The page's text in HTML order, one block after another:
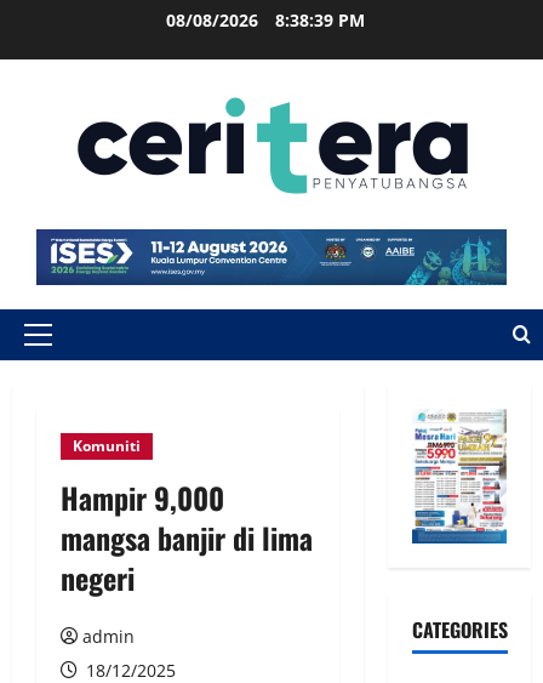
08/08/2026 8:38:39 PM
Komuniti
Hampir 9,000
mangsa banjir di lima
negeri
admin
18/12/2025
CATEGORIES